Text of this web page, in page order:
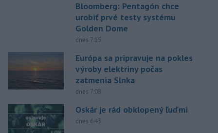
Bloomberg: Pentagón chce
urobiť prvé testy systému
Golden Dome
dnes 7:15
Európa sa pripravuje na pokles
výroby elektriny počas
zatmenia Slnka
dnes 7:08
Oskár je rád obklopený ľuďmi
dnes 6:43